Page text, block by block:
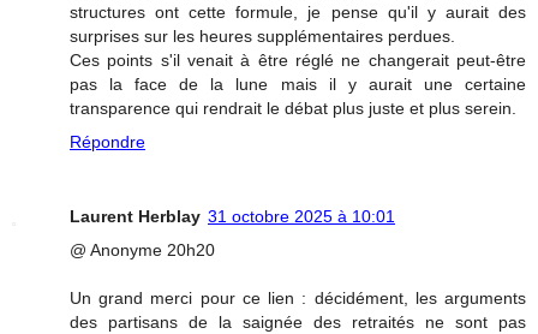
structures ont cette formule, je pense qu'il y aurait des
surprises sur les heures supplémentaires perdues.
Ces points s'il venait à être réglé ne changerait peut-être
pas la face de la lune mais il y aurait une certaine
transparence qui rendrait le débat plus juste et plus serein.
Répondre
Laurent Herblay 31 octobre 2025 à 10:01
@ Anonyme 20h20
Un grand merci pour ce lien : décidément, les arguments
des partisans de la saignée des retraités ne sont pas